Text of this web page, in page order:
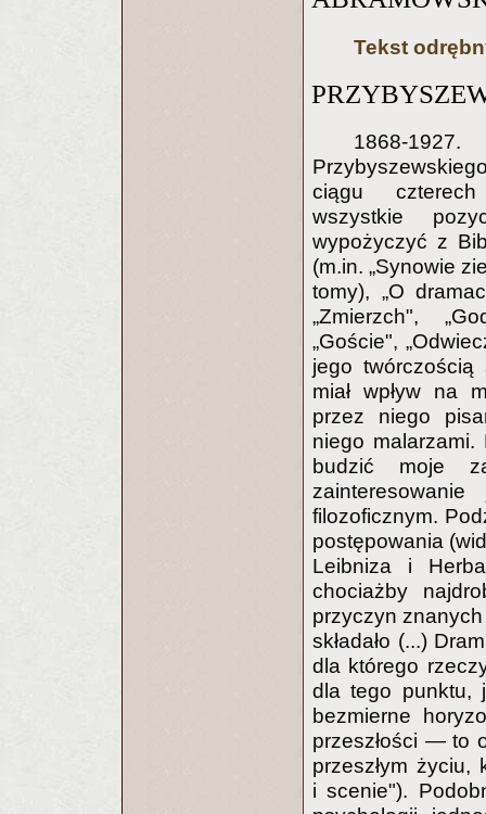
Tekst
1868-
ciągu czterech
wszystkie
wypożyczyć z
(m.in. „Synowie
tomy), „O
„Zmierzch",
„Goście",
jego twórczością
miał wpływ na
przez niego
niego malarzami.
budzić moje
filozoficznym.
postępowania
Leibniza i
chociażby
przyczyn
składało (...)
dla którego
dla tego punktu,
bezmierne
przeszłości — to
przeszłym życiu,
i scenie").